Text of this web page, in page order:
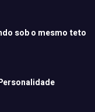
sob o mesmo teto